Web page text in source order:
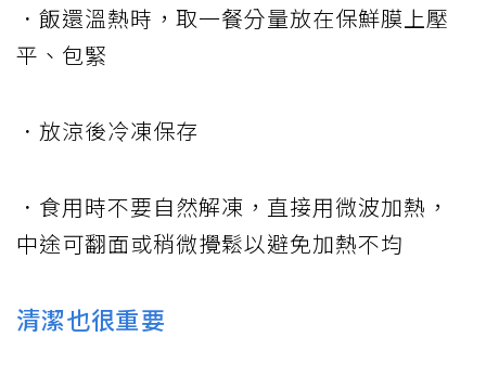
．飯還溫熱時，取一餐分量放在保鮮膜上壓
平、包緊
．放涼後冷凍保存
．食用時不要自然解凍，直接用微波加熱，
中途可翻面或稍微攪鬆以避免加熱不均
清潔也很重要